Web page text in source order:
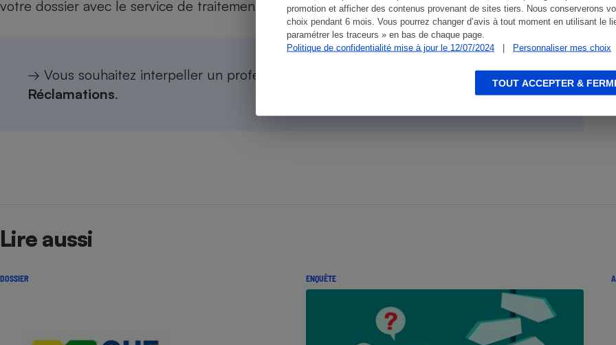
promotion et afficher des contenus provenant de sites tiers. Nous conserverons
choix pendant 6 mois. Vous pourrez changer d’avis à tout moment en utilisant le
paramétrer les traceurs » en bas de chaque page.
Politique de confidentialité mise à jour le 12/07/2024
| Personnaliser mes choix
TOUT ACCEPTER &
votre dossier avec le service de traitement en ligne des litiges.
→ Vous souhaitez interpeller un professionnel, rendez-vous sur
Que Choisir
Réclamations.
Lire aussi
DOSSIER ENQUÊTE